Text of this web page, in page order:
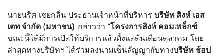
นายนริศ เชยกลิ่น ประธานเจ้าหน้าที่บริหาร บริษัท สิงห์ เอส
เตท จำกัด (มหาชน) กล่าวว่า “โครงการสิงห์ คอมเพล็กซ์
ขณะนี้ได้มีการเปิดให้บริการแล้วตั้งแต่ต้นเดือนตุลาคม โดย
ล่าสุดทางบริษัทฯ ได้ร่วมลงนามเซ็นสัญญากับทางบริษัท ช้อป